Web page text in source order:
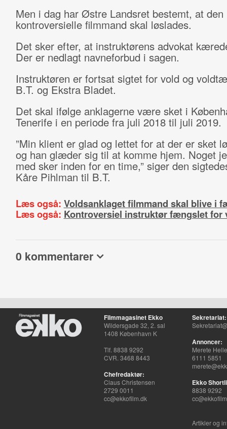
Men i dag har Østre Landsret bestemt, at den
kontroversielle filmmand skal løslades.
Det sker efter, at instruktørens advokat
Der er nedlagt navneforbud i sagen.
Instruktøren er fortsat sigtet for vold og
B.T. og Ekstra Bladet.
Det skal ifølge anklagerne være sket i
Tenerife i en periode fra juli 2018 til juli 2019.
”Min klient er glad og lettet for at der er sket
og han glæder sig til at komme hjem. Noget
med sker inden for en time,” siger den
Kåre Pihlman til B.T.
Læs også: Voldsanklaget filmmand skal blive i
Læs også: Kontroversiel instruktør fængslet for
0 kommentarer
Filmmagasinet Ekko
Wildersgade 32, 2. sal
1408 København K
Tlf. 8838 9292
CVR. 3468 8443
Chefredaktør:
Claus Christensen
2729 0011
cc@ekkofilm.dk
Sekretariat:
Annoncer:
Merete
6111 5851
Ekko
8838 9292
Artikler og